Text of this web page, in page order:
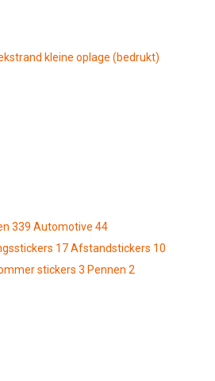
kleine oplage (bedrukt)
339 Automotive 44
17Afstandstickers 10
stickers 3 Pennen 2